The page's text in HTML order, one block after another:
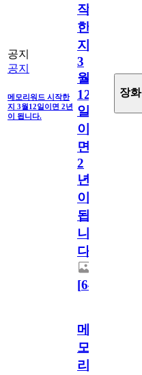
공지
공지
메모리워드 시작한
지 3월12일이면 2년
이 됩니다.
작
한
지
3
월
12
일
이
면
2
년
이
됩
니
다.
[64
장화
메
모
리